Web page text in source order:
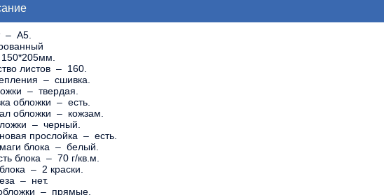
– A5.
листов – 160.
– сшивка.
– твердая.
обложки – есть.
обложки – кожзам.
– черный.
прослойка – есть.
блока – белый.
блока – 70 г/кв.м.
– 2 краски.
– нет.
– прямые.